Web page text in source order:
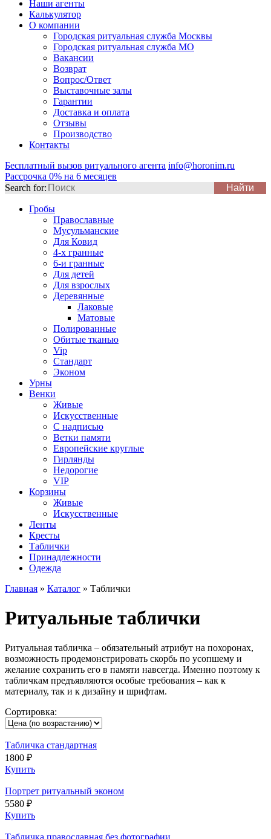
Наши агенты
Калькулятор
О компании
Городская ритуальная служба Москвы
Городская ритуальная служба МО
Вакансии
Возврат
Вопрос/Ответ
Выставочные залы
Гарантии
Доставка и оплата
Отзывы
Производство
Контакты
Бесплатный вызов ритуального агента info@horonim.ru
Рассрочка 0% на 6 месяцев
Search for:
Гробы
Православные
Мусульманские
Для Ковид
4-х гранные
6-и гранные
Для детей
Для взрослых
Деревянные
Лаковые
Матовые
Полированные
Обитые тканью
Vip
Стандарт
Эконом
Урны
Венки
Живые
Искусственные
С надписью
Ветки памяти
Европейские круглые
Гирлянды
Недорогие
VIP
Корзины
Живые
Искусственные
Ленты
Кресты
Таблички
Принадлежности
Одежда
Главная » Каталог » Таблички
Ритуальные таблички
Ритуальная табличка – обязательный атрибут на похоронах,
возможность продемонстрировать скорбь по усопшему и
желание сохранить его в памяти навсегда. Именно поэтому к
табличкам предъявляются особые требования – как к
материалу, так и к дизайну и шрифтам.
Сортировка:
Табличка стандартная
1800 ₽
Купить
Портрет ритуальный эконом
5580 ₽
Купить
Табличка православная без фотографии